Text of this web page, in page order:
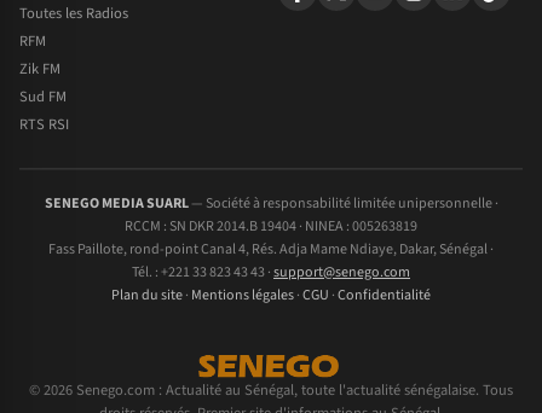
Toutes les Radios
RFM
Zik FM
Sud FM
RTS RSI
SENEGO MEDIA SUARL— Société à responsabilité limitée unipersonnelle ·
RCCM : SN DKR 2014.B 19404 · NINEA : 005263819
Fass Paillote, rond-point Canal 4, Rés. Adja Mame Ndiaye, Dakar, Sénégal ·
Tél. : +221 33 823 43 43 ·support@senego.com
Plan du site· Mentions légales·CGU ·Confidentialité
© 2026 Senego.com : Actualité au Sénégal, toute l'actualité sénégalaise. Tous